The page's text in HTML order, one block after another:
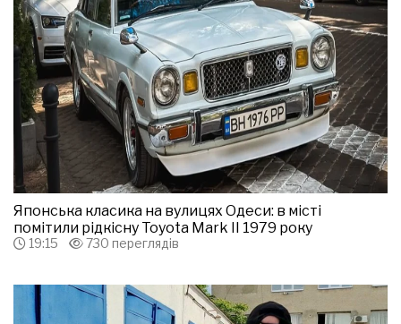
Японська класика на вулицях Одеси: в місті
помітили рідкісну Toyota Mark II 1979 року
19:15 730 переглядів